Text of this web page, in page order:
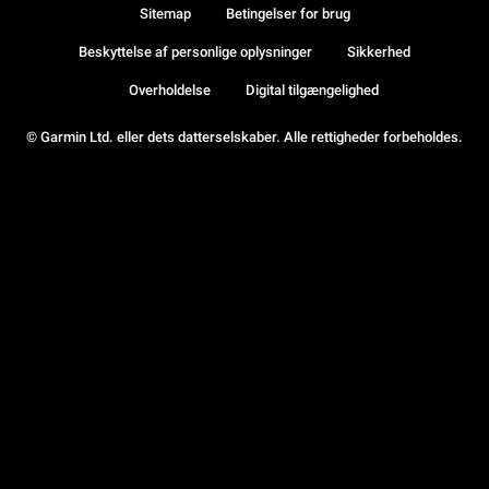
© Garmin Ltd. eller dets datterselskaber. Alle rettigheder forbeholdes.
Sitemap Betingelser for brug
Beskyttelse af personlige oplysninger Sikkerhed
Overholdelse Digital tilgængelighed